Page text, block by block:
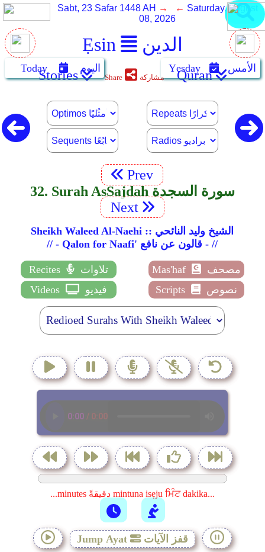
Ẹsin الدين
Sabt, 23 Safar 1448 AH → ← Saturday, August
08, 2026
Today اليوم Yẹsday الأمس Stories Share مشاركة Quran
Prev
32. Surah As­Sajdah سورة السجدة
Next
Sheikh Waleed Al-Naehi :: الشيخ وليد النائحي
// - Qalon for Naafi' قالون عن نافع - //
Recites تلاوات Mas'haf
مصحف
Videos
فيديو Scripts نصوص
...minutes دقيقةً mintuna isẹju ਮਿੰਟ dakika...
Jump Ayat قفز الآيات